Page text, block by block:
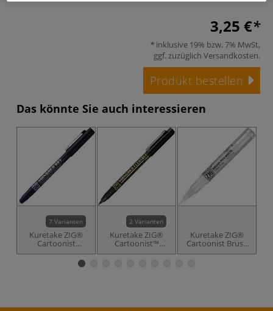
3,25 €
inklusive 19% bzw. 7% MwSt,
ggf. zuzüglich Versandkosten.
Produkt bestellen
Das könnte Sie auch interessieren
7 Varianten
Kuretake ZIG®
Cartoonist
Mangaka
Fineliner, schwarz
2 Varianten
Kuretake ZIG®
Cartoonist™
MANGAKA®
Kuretake ZIG®
Cartoonist Brush
Pen in Weiß, Ultra